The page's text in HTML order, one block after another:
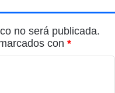
no será publicada.
con *